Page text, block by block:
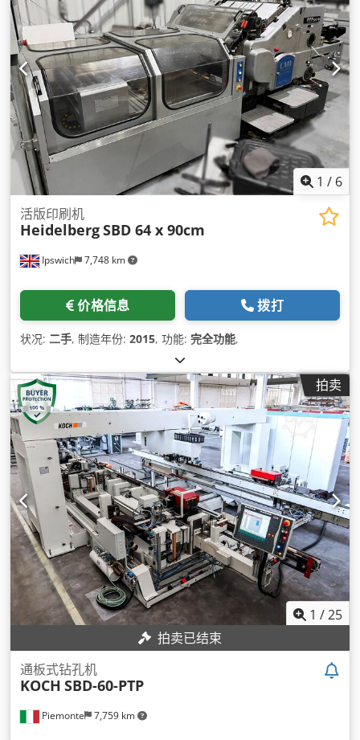
1 / 6
Ipswich 7,748 km
活版印刷机
HeidelbergSBD 64 x 90cm
价格信息 拨打
状况: 二手, 制造年份: 2015, 功能: 完全功能,
拍卖
1 /25
拍卖已结束
Piemonte 7,759 km
通板式钻孔机
KOCH SBD-60-PTP